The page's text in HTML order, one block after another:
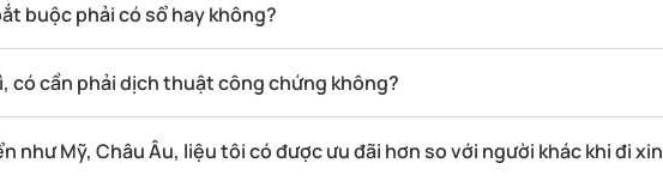
buộc phải có sổ hay không?
có cần phải dịch thuật công chứng không?
như Mỹ, Châu Âu, liệu tôi có được ưu đãi hơn so với người khác khi đi xin